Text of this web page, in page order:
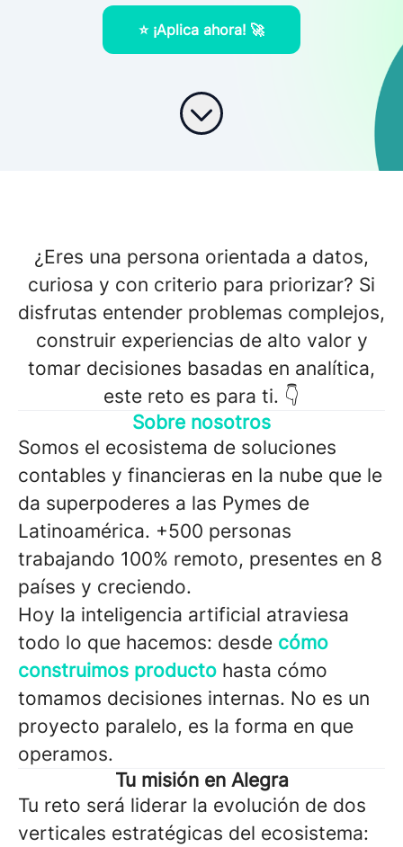
⭐️ ¡Aplica ahora! 🚀
¿Eres una persona orientada a datos,
curiosa y con criterio para priorizar? Si
disfrutas entender problemas complejos,
construir experiencias de alto valor y
tomar decisiones basadas en analítica,
este reto es para ti. 👇
Sobre nosotros
Somos el ecosistema de soluciones
contables y financieras en la nube que le
da superpoderes a las Pymes de
Latinoamérica. +500 personas
trabajando 100% remoto, presentes en 8
países y creciendo.
Hoy la inteligencia artificial atraviesa
todo lo que hacemos: desde cómo
construimos producto hasta cómo
tomamos decisiones internas. No es un
proyecto paralelo, es la forma en que
operamos.
Tu misión en Alegra
Tu reto será liderar la evolución de dos
verticales estratégicas del ecosistema: